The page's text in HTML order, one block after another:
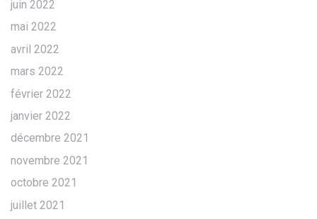
juin 2022
mai 2022
avril 2022
mars 2022
février 2022
janvier 2022
décembre 2021
novembre 2021
octobre 2021
juillet 2021